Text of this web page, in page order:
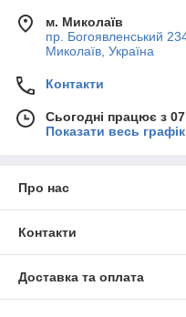
м. Миколаїв
пр. Богоявленський
Миколаїв, Україна
Контакти
Сьогодні працює з
Показати весь
Про нас
Контакти
Доставка та оплата